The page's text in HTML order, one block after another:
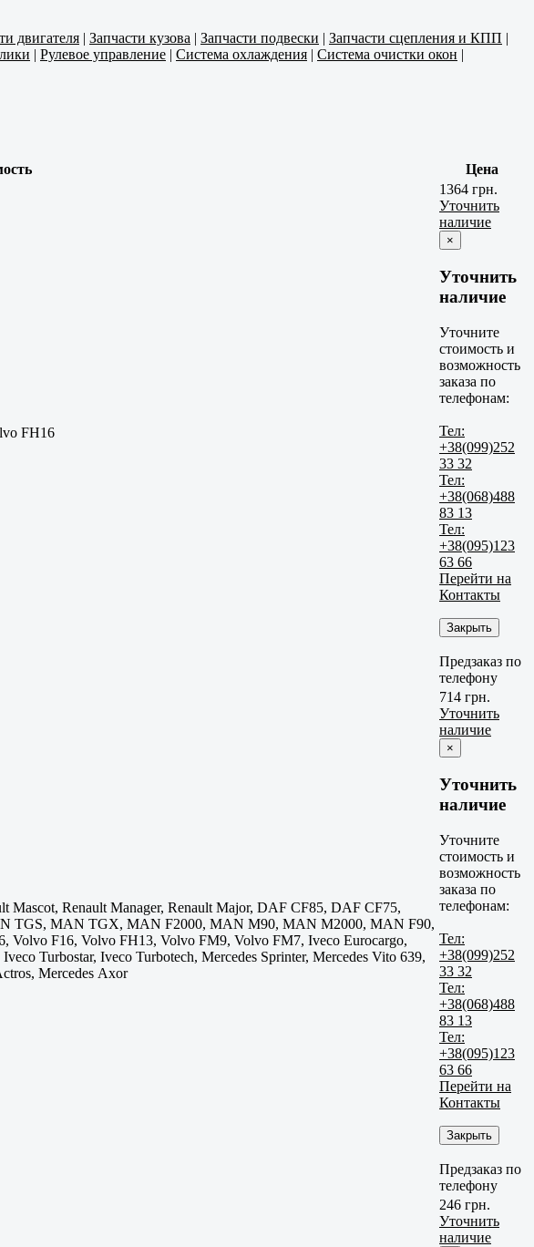
двигателя | Запчасти кузова | Запчасти подвески | Запчасти сцепления и КПП |
| Рулевое управление | Система охлаждения | Система очистки окон |
Цена
FH16
1364 грн.
Уточнить
наличие
×
Уточнить
наличие
Уточните
стоимость и
возможность
заказа по
телефонам:
Тел:
+38(099)252
33 32
Тел:
+38(068)488
83 13
Тел:
+38(095)123
63 66
Перейти на
Контакты
Закрыть
Предзаказ по
телефону
Mascot, Renault Manager, Renault Major, DAF CF85, DAF CF75,
TGS, MAN TGX, MAN F2000, MAN M90, MAN M2000, MAN F90,
F16, Volvo FH13, Volvo FM9, Volvo FM7, Iveco Eurocargo,
Turbostar, Iveco Turbotech, Mercedes Sprinter, Mercedes Vito 639,
Mercedes Axor
714 грн.
Уточнить
наличие
×
Уточнить
наличие
Уточните
стоимость и
возможность
заказа по
телефонам:
Тел:
+38(099)252
33 32
Тел:
+38(068)488
83 13
Тел:
+38(095)123
63 66
Перейти на
Контакты
Закрыть
Предзаказ по
телефону
246 грн.
Уточнить
наличие